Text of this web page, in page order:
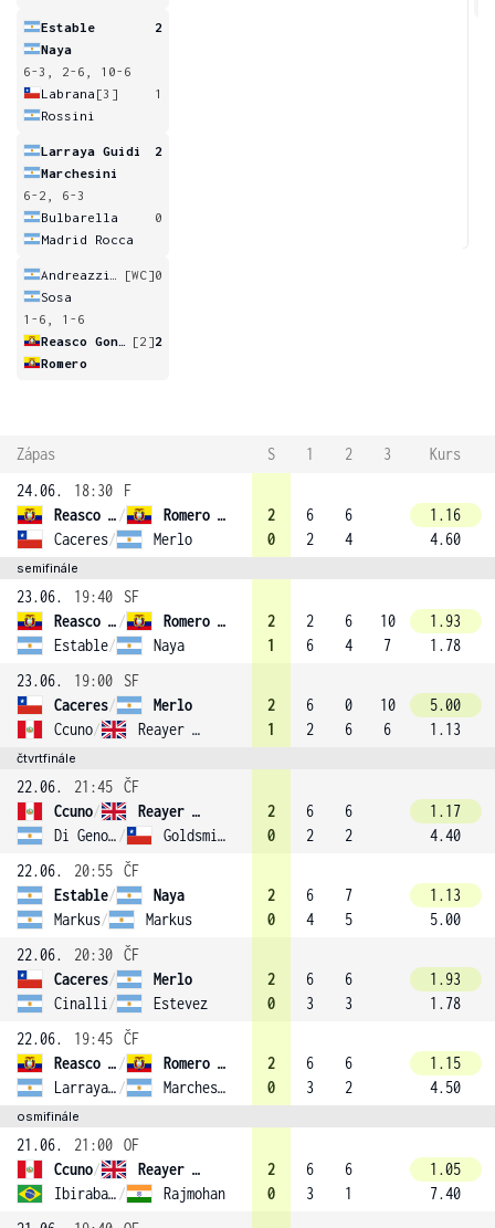
Estable
2
Naya
6-3, 2-6, 10-6
Labrana [3]
1
Rossini
Larraya Guidi
2
Marchesini
6-2, 6-3
Bulbarella
0
Madrid Rocca
[WC]0
Sosa
1-6, 1-6
[2]2
Romero
Zápas S 1 2 3
Kurs
24.06.
18:30
F
Reasco Gonzalez /
Romero (2)
Caceres/ Merlo
2
0
6
2
6
4
1.16
4.60
semifinále
23.06. 19:40
SF
Reasco Gonzalez /
Romero (2)
Estable/ Naya
2
1
2
6
6
4
10
7
1.93
1.78
23.06.
19:00
SF
Caceres/
Merlo
Ccuno/ Reayer (1)
2
1
6
2
0
6
10
6
5.00
1.13
čtvrtfinále
22.06. 21:45 ČF
Ccuno/
Reayer (1)
Di Genova / Goldsmith Weinreich
2
0
6
2
6
2
1.17
4.40
22.06.
20:55 ČF
Estable/
Naya
Markus/ Markus
2
0
6
4
7
5
1.13
5.00
22.06.
20:30 ČF
Caceres/
Merlo
Cinalli / Estevez
2
0
6
3
6
3
1.93
1.78
22.06.
19:45 ČF
Reasco Gonzalez /
Romero (2)
Larraya Guidi / Marchesini
2
0
6
3
6
2
1.15
4.50
osmifinále
21.06. 21:00 OF
Ccuno/
Reayer (1)
Ibiraba Melleiro Junior / Rajmohan
2
0
6
3
6
1
1.05
7.40